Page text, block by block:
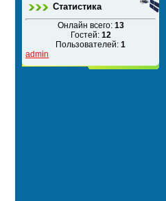
Статистика
Онлайн всего: 13
Гостей: 12
Пользователей: 1
admin